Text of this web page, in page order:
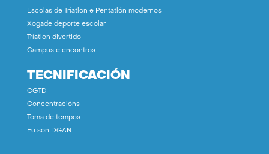
Escolas de Tríatlon e Pentatlón modernos
Xogade deporte escolar
Tríatlon divertido
Campus e encontros
TECNIFICACIÓN
CGTD
Concentracións
Toma de tempos
Eu son DGAN